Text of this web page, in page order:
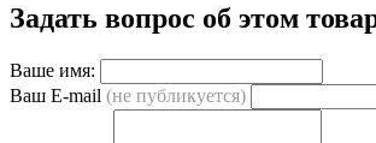
Задать вопрос об этом
Ваше имя:
Ваш E-mail (не публикуется)